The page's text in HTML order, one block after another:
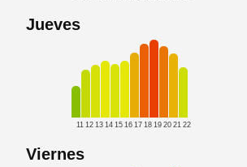
Jueves
11 12 13 14 15 16 17 18 19 20 21 22
Viernes